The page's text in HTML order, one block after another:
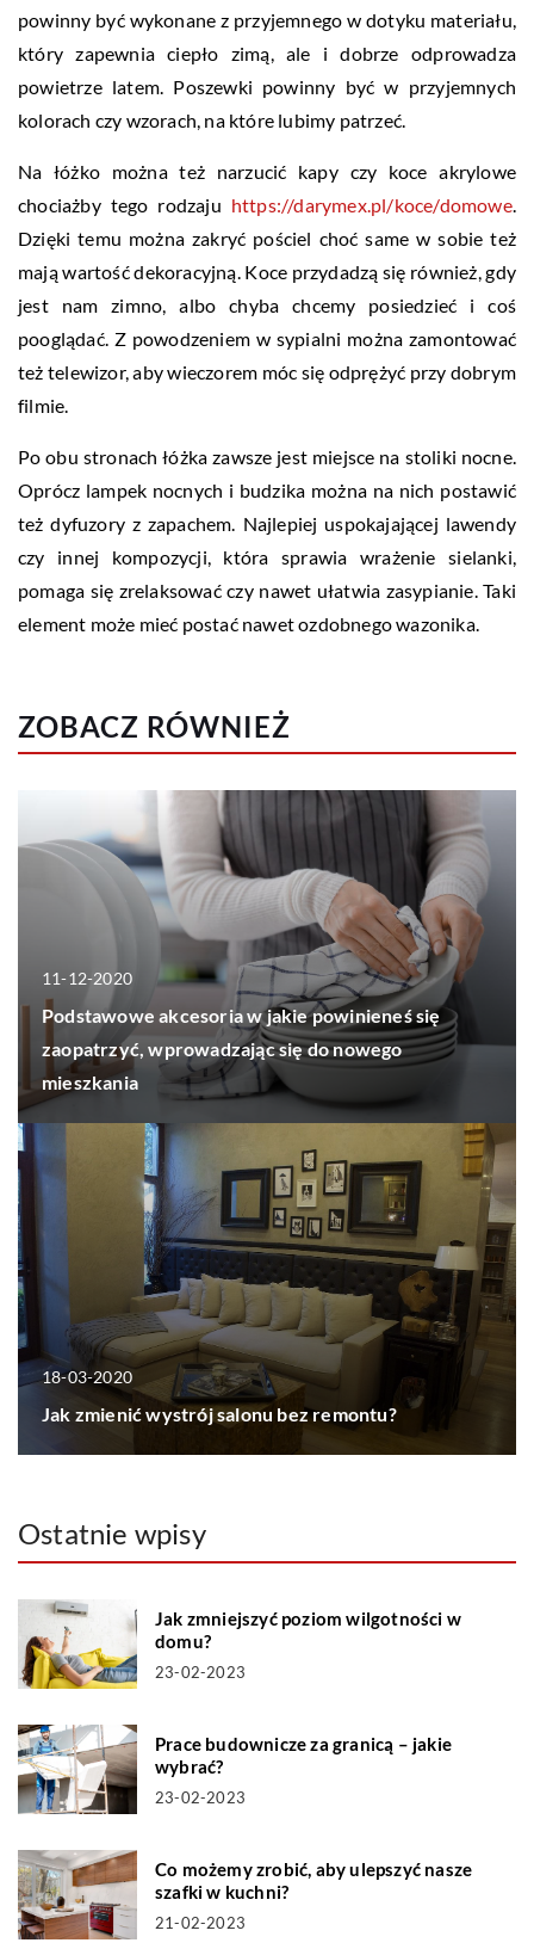
powinny być wykonane z przyjemnego w dotyku materiału,
który zapewnia ciepło zimą, ale i dobrze odprowadza
powietrze latem. Poszewki powinny być w przyjemnych
kolorach czy wzorach, na które lubimy patrzeć.
Na łóżko można też narzucić kapy czy koce akrylowe
chociażby tego rodzaju https://darymex.pl/koce/domowe.
Dzięki temu można zakryć pościel choć same w sobie też
mają wartość dekoracyjną. Koce przydadzą się również, gdy
jest nam zimno, albo chyba chcemy posiedzieć i coś
pooglądać. Z powodzeniem w sypialni można zamontować
też telewizor, aby wieczorem móc się odprężyć przy dobrym
filmie.
Po obu stronach łóżka zawsze jest miejsce na stoliki nocne.
Oprócz lampek nocnych i budzika można na nich postawić
też dyfuzory z zapachem. Najlepiej uspokajającej lawendy
czy innej kompozycji, która sprawia wrażenie sielanki,
pomaga się zrelaksować czy nawet ułatwia zasypianie. Taki
element może mieć postać nawet ozdobnego wazonika.
ZOBACZ RÓWNIEŻ
11-12-2020
Podstawowe akcesoria w jakie powinieneś się
zaopatrzyć, wprowadzając się do nowego
mieszkania
18-03-2020
Jak zmienić wystrój salonu bez remontu?
Ostatnie wpisy
Jak zmniejszyć poziom wilgotności w
domu?
23-02-2023
Prace budownicze za granicą – jakie
wybrać?
23-02-2023
Co możemy zrobić, aby ulepszyć nasze
szafki w kuchni?
21-02-2023